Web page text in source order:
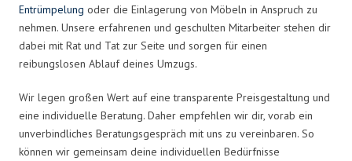
Entrümpelung oder die Einlagerung von Möbeln in Anspruch zu
nehmen. Unsere erfahrenen und geschulten Mitarbeiter stehen dir
dabei mit Rat und Tat zur Seite und sorgen für einen
reibungslosen Ablauf deines Umzugs.
Wir legen großen Wert auf eine transparente Preisgestaltung und
eine individuelle Beratung. Daher empfehlen wir dir, vorab ein
unverbindliches Beratungsgespräch mit uns zu vereinbaren. So
können wir gemeinsam deine individuellen Bedürfnisse